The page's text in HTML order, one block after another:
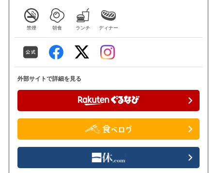
禁煙 朝食 ランチ ディナー
外部サイトで詳細を見る